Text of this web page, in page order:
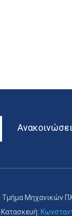
Μηχανικών